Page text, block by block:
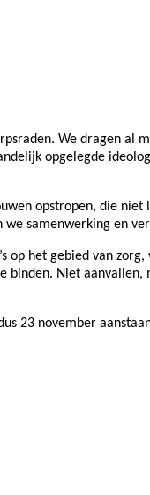
We dragen al
opgelegde
opstropen, die
samenwerking en
op het gebied van
binden. Niet aanvallen,
23 november